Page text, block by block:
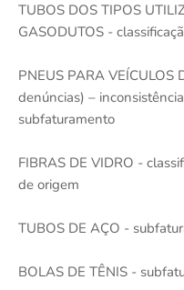
TUBOS DOS TIPOS
GASODUTOS -
PNEUS PARA VEÍCULOS
denúncias) –
subfaturamento
FIBRAS DE VIDRO -
de origem
TUBOS DE AÇO -
BOLAS DE TÊNIS -